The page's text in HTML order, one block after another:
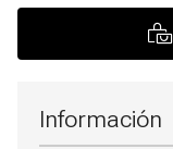
Información